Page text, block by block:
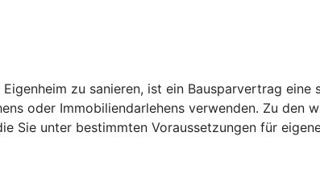
zu sanieren, ist ein Bausparvertrag
oder Immobiliendarlehens verwenden. Zu den
Sie unter bestimmten Voraussetzungen für